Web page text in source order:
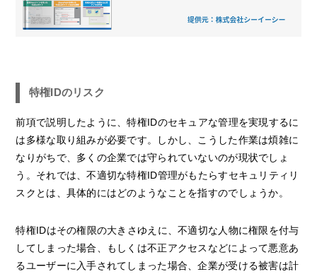
特権IDのリスク
前項で説明したように、特権IDのセキュアな管理を実現するに
は多様な取り組みが必要です。しかし、こうした作業は煩雑に
なりがちで、多くの企業では守られていないのが現状でしょ
う。それでは、不適切な特権ID管理がもたらすセキュリティリ
スクとは、具体的にはどのようなことを指すのでしょうか。
特権IDはその権限の大きさゆえに、不適切な人物に権限を付与
してしまった場合、もしくは不正アクセスなどによって悪意あ
るユーザーに入手されてしまった場合、企業が受ける被害は計